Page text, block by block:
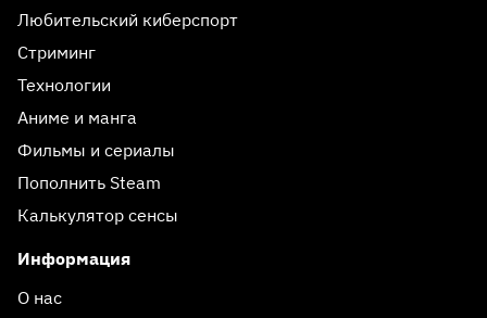
Любительский киберспорт
Стриминг
Технологии
Аниме и манга
Фильмы и сериалы
Пополнить Steam
Калькулятор сенсы
Информация
О нас